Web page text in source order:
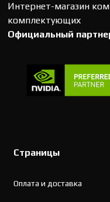
Интернет-магазин
комплектующих
Официальный
Страницы
Оплата и доставка